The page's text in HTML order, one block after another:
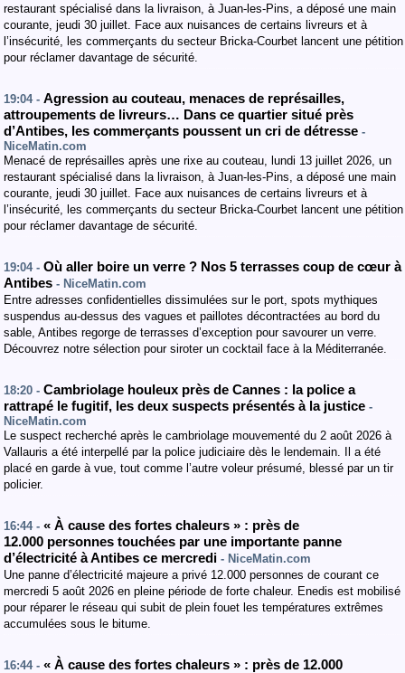
restaurant spécialisé dans la livraison, à Juan-les-Pins, a déposé une main
courante, jeudi 30 juillet. Face aux nuisances de certains livreurs et à
l’insécurité, les commerçants du secteur Bricka-Courbet lancent une pétition
pour réclamer davantage de sécurité.
19:04 - Agression au couteau, menaces de représailles,
attroupements de livreurs… Dans ce quartier situé près
d’Antibes, les commerçants poussent un cri de détresse -
NiceMatin.com
Menacé de représailles après une rixe au couteau, lundi 13 juillet 2026, un
restaurant spécialisé dans la livraison, à Juan-les-Pins, a déposé une main
courante, jeudi 30 juillet. Face aux nuisances de certains livreurs et à
l’insécurité, les commerçants du secteur Bricka-Courbet lancent une pétition
pour réclamer davantage de sécurité.
19:04 - Où aller boire un verre ? Nos 5 terrasses coup de cœur à
Antibes - NiceMatin.com
Entre adresses confidentielles dissimulées sur le port, spots mythiques
suspendus au-dessus des vagues et paillotes décontractées au bord du
sable, Antibes regorge de terrasses d’exception pour savourer un verre.
Découvrez notre sélection pour siroter un cocktail face à la Méditerranée.
18:20 - Cambriolage houleux près de Cannes : la police a
rattrapé le fugitif, les deux suspects présentés à la justice -
NiceMatin.com
Le suspect recherché après le cambriolage mouvementé du 2 août 2026 à
Vallauris a été interpellé par la police judiciaire dès le lendemain. Il a été
placé en garde à vue, tout comme l’autre voleur présumé, blessé par un tir
policier.
16:44 - « À cause des fortes chaleurs » : près de
12.000 personnes touchées par une importante panne
d’électricité à Antibes ce mercredi - NiceMatin.com
Une panne d’électricité majeure a privé 12.000 personnes de courant ce
mercredi 5 août 2026 en pleine période de forte chaleur. Enedis est mobilisé
pour réparer le réseau qui subit de plein fouet les températures extrêmes
accumulées sous le bitume.
16:44 - « À cause des fortes chaleurs » : près de 12.000